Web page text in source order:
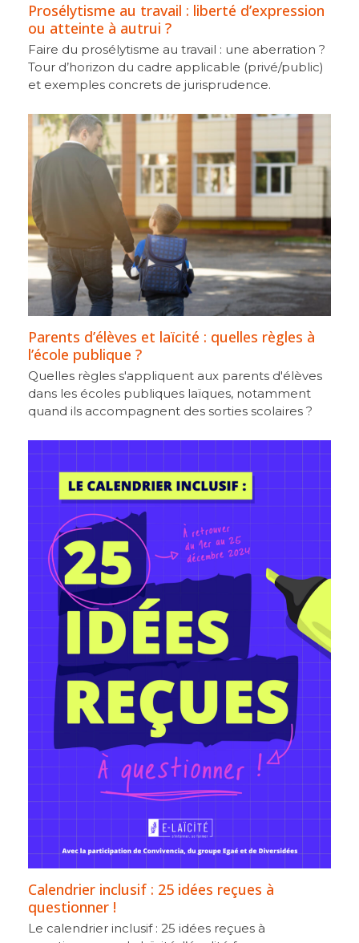
Prosélytisme au travail : liberté d’expression
ou atteinte à autrui ?
Faire du prosélytisme au travail : une aberration ?
Tour d’horizon du cadre applicable (privé/public)
et exemples concrets de jurisprudence.
Parents d’élèves et laïcité : quelles règles à
l’école publique ?
Quelles règles s'appliquent aux parents d'élèves
dans les écoles publiques laïques, notamment
quand ils accompagnent des sorties scolaires ?
Calendrier inclusif : 25 idées reçues à
questionner !
Le calendrier inclusif : 25 idées reçues à